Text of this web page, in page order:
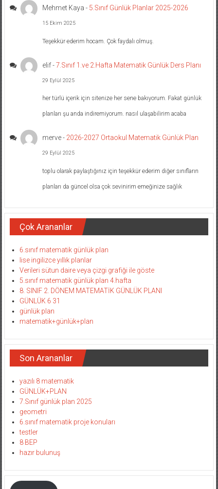
Mehmet Kaya - 5.Sınıf Günlük Planlar 2025-2026
15 Ekim 2025
Teşekkür ederim hocam. Çok faydalı olmuş.
elif-7.Sınıf 1.ve 2.Hafta Matematik Günlük Ders Planı
29 Eylül 2025
her türlü içerik için sitenize her sene bakıyorum. Fakat günlük
planları şu anda indiremiyorum. nasıl ulaşabilirim acaba
merve- 2026-2027 Ortaokul Matematik Günlük Plan
29 Eylül 2025
toplu olarak paylaştığınız için teşekkür ederim diğer sınıfların
planları da güncel olsa çok sevinirim emeğinize sağlık
Çok Arananlar
6.sınıf matematik günlük plan
lise ingilizce yıllık planlar
Verileri sütun daire veya çizgi grafiği ile göste
5.sınıf matematik günlük plan 4.hafta
8. SINIF 2. DÖNEM MATEMATİK GÜNLÜK PLANI
GÜNLÜK 6 31
günlük plan
matematik+günlük+plan
Son Arananlar
yazılı 8 matematik
GÜNLÜK+PLAN
7.Sınıf günlük plan 2025
geometri
6.sınıf matematik proje konuları
testler
8 BEP
hazır bulunuş